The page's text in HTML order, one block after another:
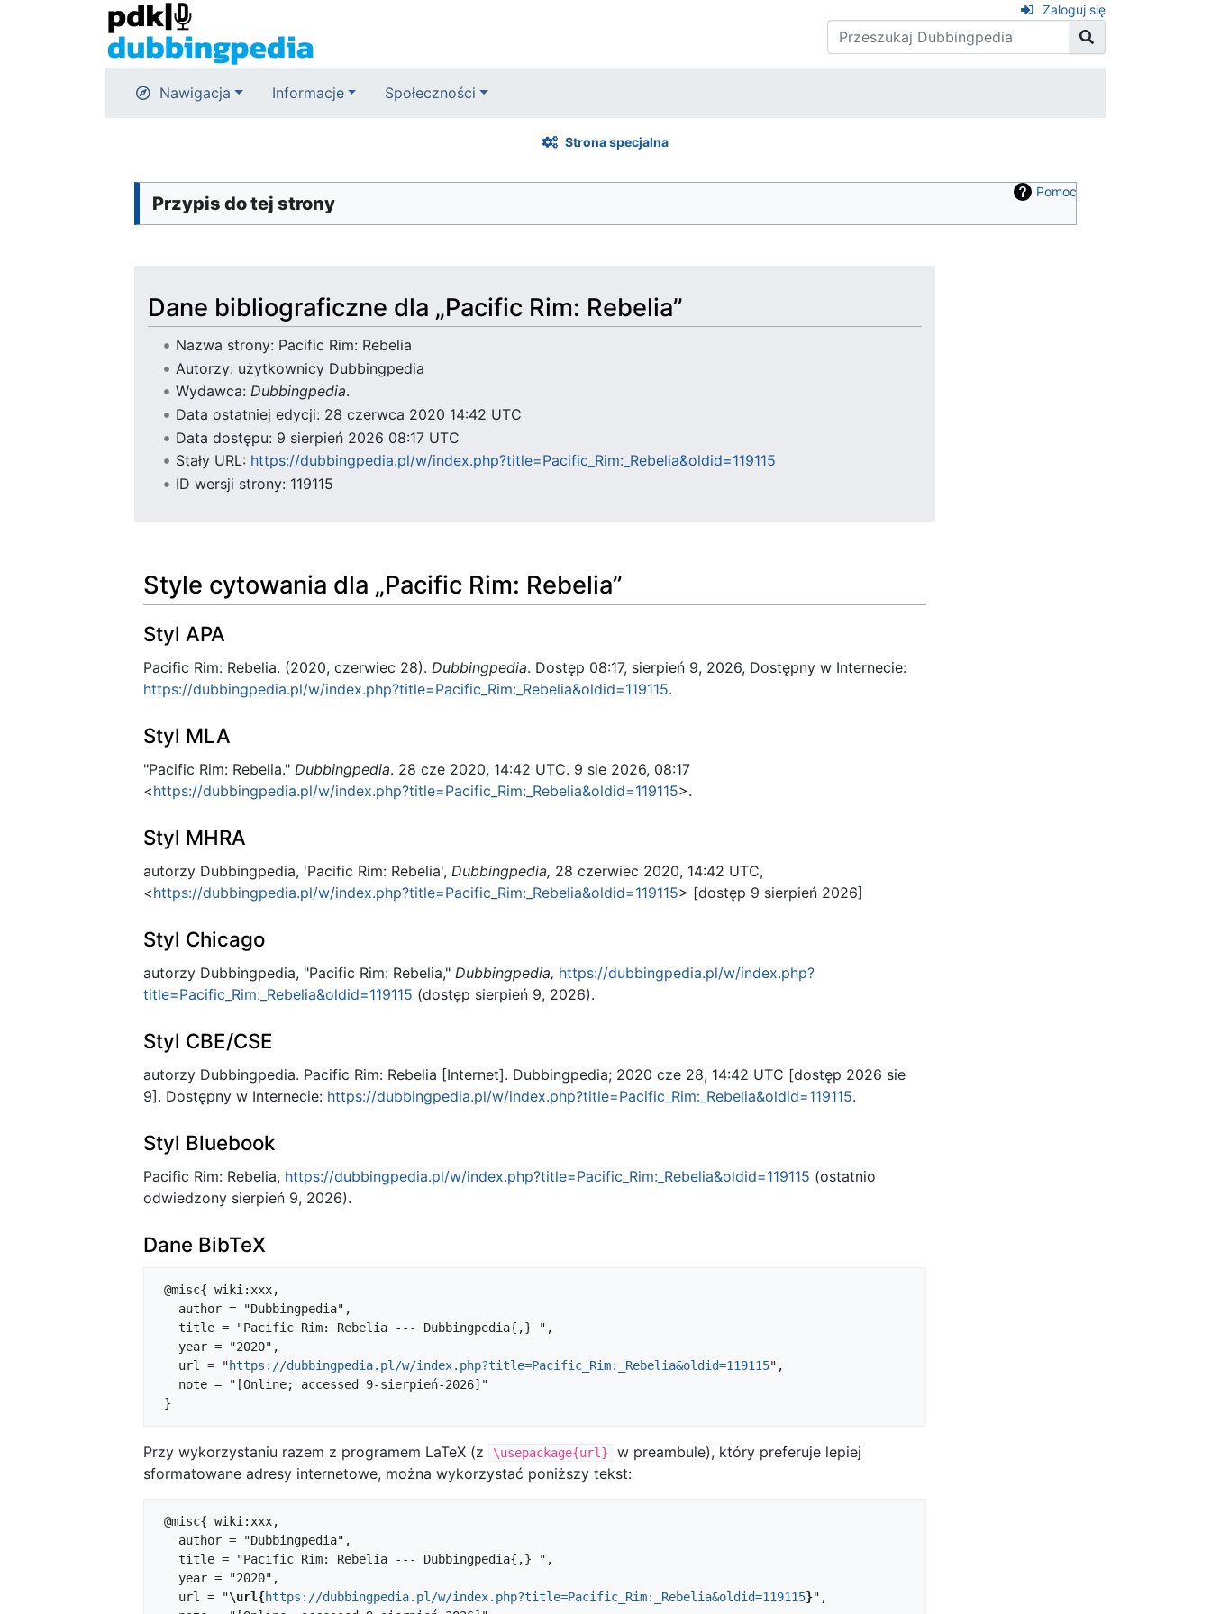
Zaloguj się
Nawigacja Informacje Społeczności
Strona specjalna
Pomoc
Przypis do tej strony
Dane bibliograficzne dla „Pacific Rim: Rebelia”
Nazwa strony: Pacific Rim: Rebelia
Autorzy: użytkownicy Dubbingpedia
Wydawca: Dubbingpedia.
Data ostatniej edycji: 28 czerwca 2020 14:42 UTC
Data dostępu: 9 sierpień 2026 08:17 UTC
Stały URL: https://dubbingpedia.pl/w/index.php?title=Pacific_Rim:_Rebelia&oldid=119115
ID wersji strony: 119115
Style cytowania dla „Pacific Rim: Rebelia”
Styl APA
Pacific Rim: Rebelia. (2020, czerwiec 28). Dubbingpedia. Dostęp 08:17, sierpień 9, 2026, Dostępny w Internecie:
https://dubbingpedia.pl/w/index.php?title=Pacific_Rim:_Rebelia&oldid=119115.
Styl MLA
"Pacific Rim: Rebelia." Dubbingpedia. 28 cze 2020, 14:42 UTC. 9 sie 2026, 08:17
<https://dubbingpedia.pl/w/index.php?title=Pacific_Rim:_Rebelia&oldid=119115>.
Styl MHRA
autorzy Dubbingpedia, 'Pacific Rim: Rebelia', Dubbingpedia, 28 czerwiec 2020, 14:42 UTC,
<https://dubbingpedia.pl/w/index.php?title=Pacific_Rim:_Rebelia&oldid=119115> [dostęp 9 sierpień 2026]
Styl Chicago
autorzy Dubbingpedia, "Pacific Rim: Rebelia," Dubbingpedia, https://dubbingpedia.pl/w/index.php?
title=Pacific_Rim:_Rebelia&oldid=119115 (dostęp sierpień 9, 2026).
Styl CBE/CSE
autorzy Dubbingpedia. Pacific Rim: Rebelia [Internet]. Dubbingpedia; 2020 cze 28, 14:42 UTC [dostęp 2026 sie
9]. Dostępny w Internecie: https://dubbingpedia.pl/w/index.php?title=Pacific_Rim:_Rebelia&oldid=119115.
Styl Bluebook
Pacific Rim: Rebelia, https://dubbingpedia.pl/w/index.php?title=Pacific_Rim:_Rebelia&oldid=119115 (ostatnio
odwiedzony sierpień 9, 2026).
Dane BibTeX
   url = "
https://dubbingpedia.pl/w/index.php?title=Pacific_Rim:_Rebelia&oldid=119115",
Przy wykorzystaniu razem z programem LaTeX (z \usepackage{url}
w preambule), który preferuje lepiej
sformatowane adresy internetowe, można wykorzystać poniższy tekst:
   url = "
\url{https://dubbingpedia.pl/w/index.php?title=Pacific_Rim:_Rebelia&oldid=119115}",